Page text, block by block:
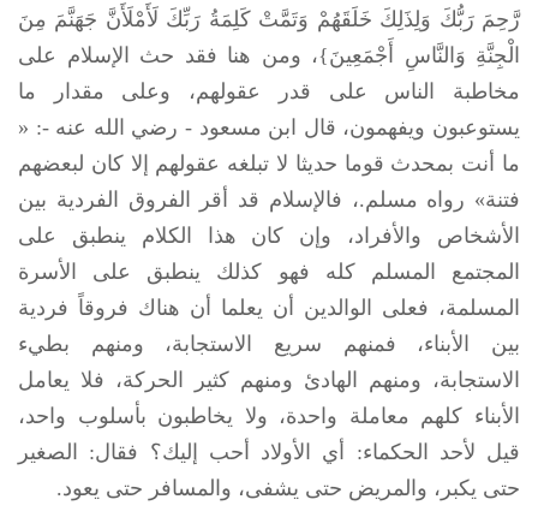
رَّحِمَ رَبُّكَ وَلِذَلِكَ خَلَقَهُمْ وَتَمَّتْ كَلِمَةُ رَبِّكَ لَأَمْلَأَنَّ جَهَنَّمَ مِنَ
الْجِنَّةِ وَالنَّاسِ أَجْمَعِينَ}، ومن هنا فقد حث الإسلام على
مخاطبة الناس على قدر عقولهم، وعلى مقدار ما
يستوعبون ويفهمون، قال ابن مسعود - رضي الله عنه -: «
ما أنت بمحدث قوما حديثا لا تبلغه عقولهم إلا كان لبعضهم
فتنة» رواه مسلم.، فالإسلام قد أقر الفروق الفردية بين
الأشخاص والأفراد، وإن كان هذا الكلام ينطبق على
المجتمع المسلم كله فهو كذلك ينطبق على الأسرة
المسلمة، فعلى الوالدين أن يعلما أن هناك فروقاً فردية
بين الأبناء، فمنهم سريع الاستجابة، ومنهم بطيء
الاستجابة، ومنهم الهادئ ومنهم كثير الحركة، فلا يعامل
الأبناء كلهم معاملة واحدة، ولا يخاطبون بأسلوب واحد،
قيل لأحد الحكماء: أي الأولاد أحب إليك؟ فقال: الصغير
حتى يكبر، والمريض حتى يشفى، والمسافر حتى يعود.